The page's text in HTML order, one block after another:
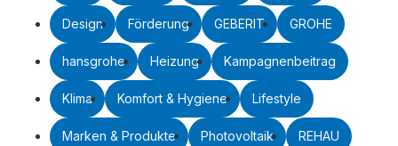
Design Förderung GEBERIT GROHE
hansgrohe Heizung Kampagnenbeitrag
Klima Komfort & Hygiene Lifestyle
Marken & Produkte Photovoltaik REHAU